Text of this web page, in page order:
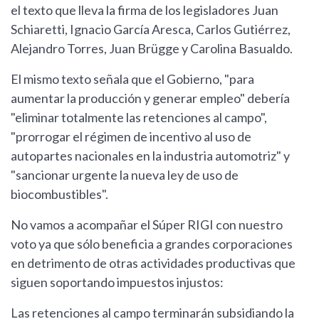
el texto que lleva la firma de los legisladores Juan
Schiaretti, Ignacio García Aresca, Carlos Gutiérrez,
Alejandro Torres, Juan Brügge y Carolina Basualdo.
El mismo texto señala que el Gobierno, "para
aumentar la producción y generar empleo" debería
"eliminar totalmente las retenciones al campo",
"prorrogar el régimen de incentivo al uso de
autopartes nacionales en la industria automotriz" y
"sancionar urgente la nueva ley de uso de
biocombustibles".
No vamos a acompañar el Súper RIGI con nuestro
voto ya que sólo beneficia a grandes corporaciones
en detrimento de otras actividades productivas que
siguen soportando impuestos injustos:
Las retenciones al campo terminarán subsidiando la